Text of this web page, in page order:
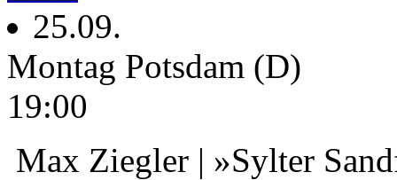
25.09.
Montag Potsdam (D)
19:00
Max Ziegler | »Sylter